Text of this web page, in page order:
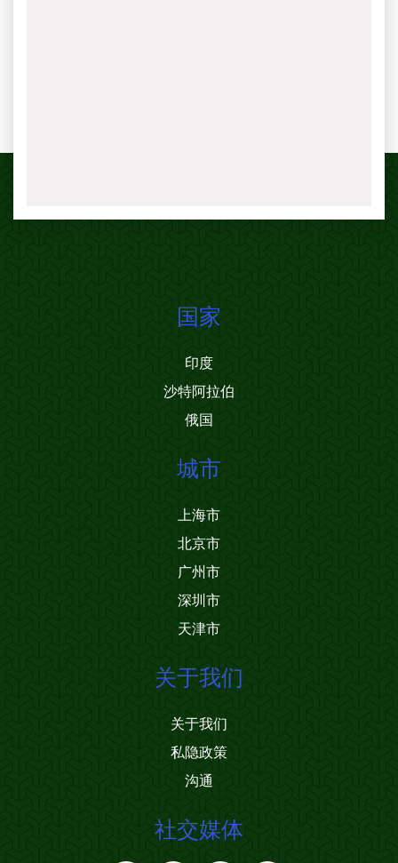
国家
印度
沙特阿拉伯
俄国
城市
上海市
北京市
广州市
深圳市
天津市
关于我们
关于我们
私隐政策
沟通
社交媒体